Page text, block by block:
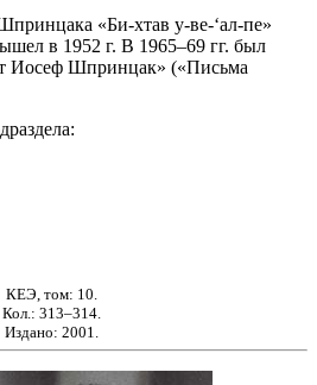
«Би-хтав у-ве-‘ал-пе»
в 1952 г. В 1965–69 гг. был
Иосеф Шпринцак» («Письма
КЕЭ, том: 10.
Кол.: 313–314.
Издано: 2001.